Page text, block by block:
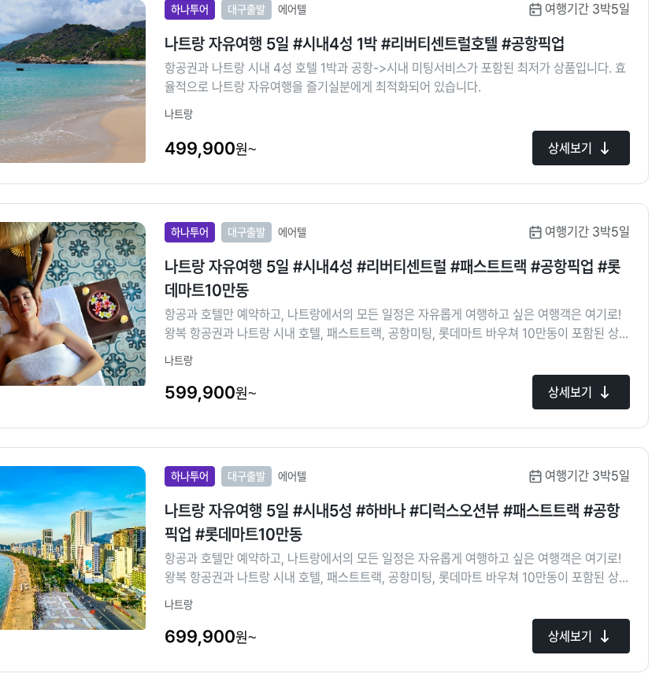
하나투어 대구출발 에어텔 여행기간 3박5일
나트랑 자유여행 5일 #시내4성 1박 #리버티센트럴호텔 #공항픽업
항공권과 나트랑 시내 4성 호텔 1박과 공항->시내 미팅서비스가 포함된 최저가 상품입니다. 효
율적으로 나트랑 자유여행을 즐기실분에게 최적화되어 있습니다.
나트랑
499,900원~ 상세보기
하나투어 대구출발 에어텔 여행기간 3박5일
나트랑 자유여행 5일 #시내4성 #리버티센트럴 #패스트트랙 #공항픽업 #롯
데마트10만동
항공과 호텔만 예약하고, 나트랑에서의 모든 일정은 자유롭게 여행하고 싶은 여행객은 여기로!
왕복 항공권과 나트랑 시내 호텔, 패스트트랙, 공항미팅, 롯데마트 바우쳐 10만동이 포함된 상품
나트랑
599,900원~ 상세보기
하나투어 대구출발 에어텔 여행기간 3박5일
나트랑 자유여행 5일 #시내5성 #하바나 #디럭스오션뷰 #패스트트랙 #공항
픽업 #롯데마트10만동
항공과 호텔만 예약하고, 나트랑에서의 모든 일정은 자유롭게 여행하고 싶은 여행객은 여기로!
왕복 항공권과 나트랑 시내 호텔, 패스트트랙, 공항미팅, 롯데마트 바우쳐 10만동이 포함된 상품
나트랑
699,900원~ 상세보기